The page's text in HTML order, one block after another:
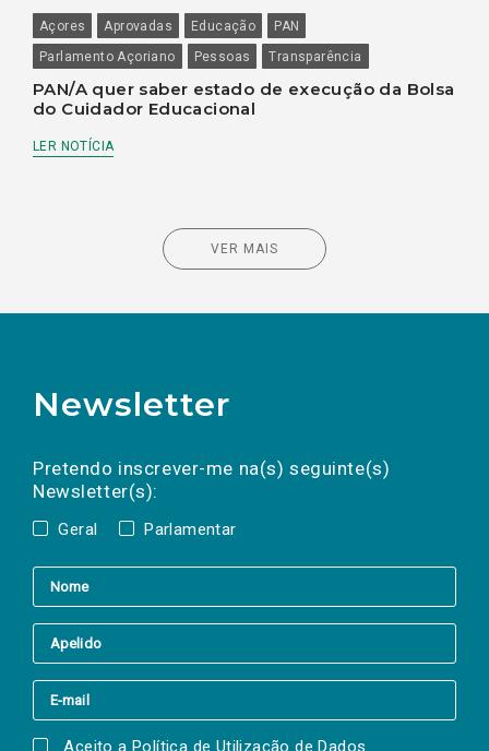
Açores Aprovadas Educação
PAN
Parlamento Açoriano
Pessoas Transparência
PAN/A quer saber estado de execução da Bolsa
do Cuidador Educacional
LER NOTÍCIA
VER MAIS
Newsletter
Pretendo inscrever-me na(s) seguinte(s)
Newsletter(s):
Geral Parlamentar
a(s) newsletter(s).
mail
Aceito a Política de Utilização de Dados.